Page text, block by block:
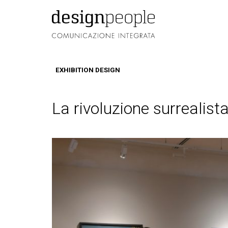
EXHIBITION DESIGN
La rivoluzione